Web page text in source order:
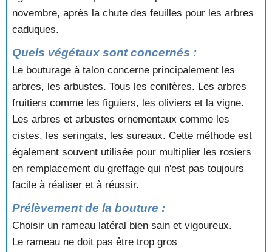
novembre, après la chute des feuilles pour les arbres
caduques.
Quels végétaux sont concernés :
Le bouturage à talon concerne principalement les
arbres, les arbustes. Tous les conifères. Les arbres
fruitiers comme les figuiers, les oliviers et la vigne.
Les arbres et arbustes ornementaux comme les
cistes, les seringats, les sureaux. Cette méthode est
également souvent utilisée pour multiplier les rosiers
en remplacement du greffage qui n'est pas toujours
facile à réaliser et à réussir.
Prélèvement de la bouture :
Choisir un rameau latéral bien sain et vigoureux.
Le rameau ne doit pas être trop gros